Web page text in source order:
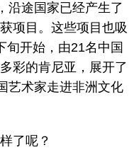
途国家已经产生了
项目。这些项目也吸
旬开始，由21名中国
彩的肯尼亚，展开了
艺术家走进非洲文化
了呢？